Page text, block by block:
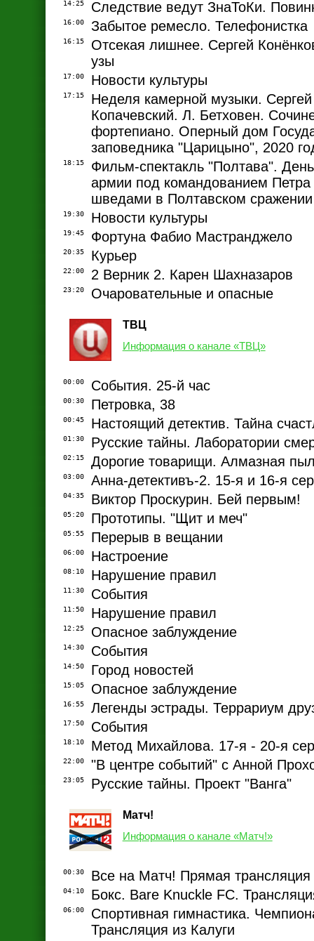
14:25 Следствие ведут ЗнаТоКи.
16:00 Забытое ремесло. Телефонистка
16:15
Отсекая лишнее. Сергей
узы
17:00 Новости культуры
17:15
Неделя камерной музыки.
Копачевский. Л. Бетховен.
фортепиано. Оперный дом
заповедника "Царицыно", 2020
18:15
Фильм-спектакль "Полтава".
армии под командованием Петра
шведами в Полтавском сражении
19:30 Новости культуры
19:45 Фортуна Фабио Мастранджело
20:35 Курьер
22:00 2 Верник 2. Карен Шахназаров
23:20 Очаровательные и опасные
ТВЦ
Информация о канале «ТВЦ»
00:00 События. 25-й час
00:30 Петровка, 38
00:45 Настоящий детектив. Тайна
01:30 Русские тайны. Лаборатории
02:15 Дорогие товарищи. Алмазная
03:00 Анна-детективъ-2. 15-я и 16-я
04:35 Виктор Проскурин. Бей первым!
05:20 Прототипы. "Щит и меч"
05:55 Перерыв в вещании
06:00 Настроение
08:10 Нарушение правил
11:30 События
11:50 Нарушение правил
12:25 Опасное заблуждение
14:30 События
14:50 Город новостей
15:05 Опасное заблуждение
16:55 Легенды эстрады. Террариум
17:50 События
18:10 Метод Михайлова. 17-я - 20-я
22:00 "В центре событий" с Анной
23:05 Русские тайны. Проект "Ванга"
Матч!
Информация о канале «Матч!»
00:30 Все на Матч! Прямая трансляция
04:10 Бокс. Bare Knuckle FC.
06:00
Спортивная гимнастика.
Трансляция из Калуги